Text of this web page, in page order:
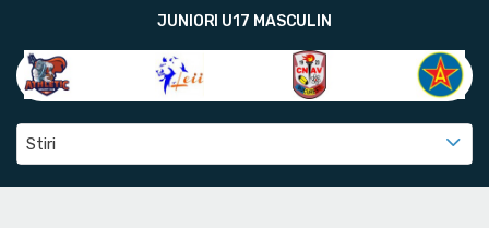
JUNIORI U17 MASCULIN
Stiri